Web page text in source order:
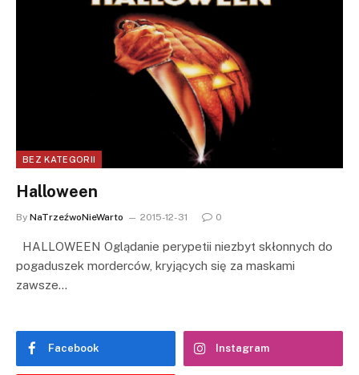
BEZ KATEGORII
Halloween
By NaTrzeźwoNieWarto 2015-12-31 0
HALLOWEEN Oglądanie perypetii niezbyt skłonnych do
pogaduszek morderców, kryjących się za maskami
zawsze…
Facebook Instagram